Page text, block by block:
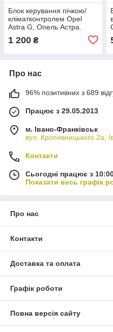
Блок керування пічкою/
кліматконтролем Opel
Astra G, Опель Астра.
1 200 ₴
Про нас
96% позитивних з 689
Працює з 29.05.2013
м. Івано-Франківськ
вул. Кропивницького 2а,
Контакти
Сьогодні працює з
Показати весь графік
Про нас
Контакти
Доставка та оплата
Графік роботи
Повна версія сайту